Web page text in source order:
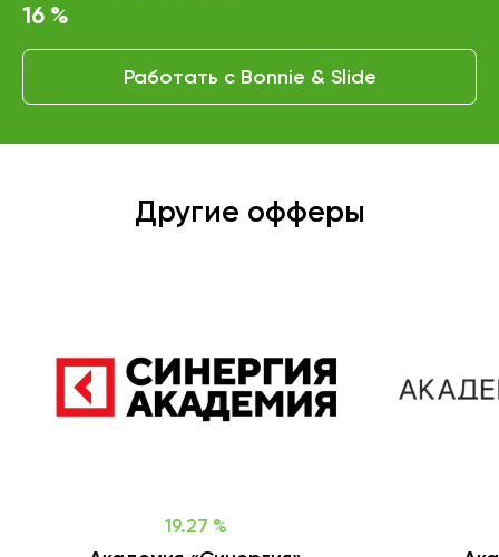
16 %
Работать с Bonnie & Slide
Другие офферы
19.27 %